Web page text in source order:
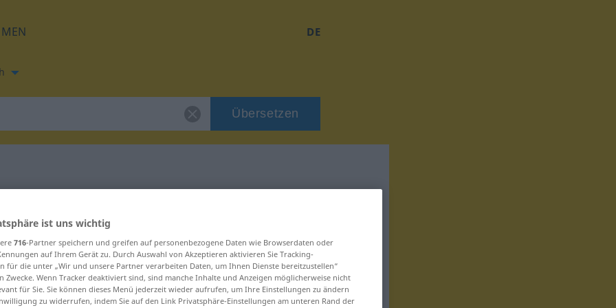
DE
Übersetzen
für "bündeln"
transitives Zeitwort
ist uns wichtig
716-Partner speichern und greifen auf personenbezogene Daten wie Browserdaten oder
auf Ihrem Gerät zu. Durch Auswahl von Akzeptieren aktivieren Sie Tracking-
für die unter „Wir und unsere Partner verarbeiten Daten, um Ihnen Dienste bereitzustellen“
Zwecke. Wenn Tracker deaktiviert sind, sind manche Inhalte und Anzeigen möglicherweise nicht
für Sie. Sie können dieses Menü jederzeit wieder aufrufen, um Ihre Einstellungen zu ändern
zu widerrufen, indem Sie auf den Link Privatsphäre-Einstellungen am unteren Rand der